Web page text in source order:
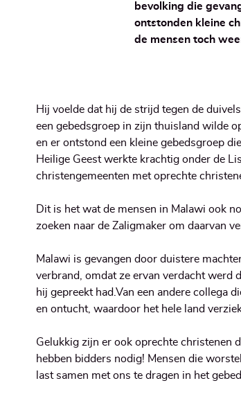
bevolking die
ontstonden kleine
de mensen toch
Hij voelde dat hij de strijd tegen de
een gebedsgroep in zijn thuisland wilde
en er ontstond een kleine gebedsgroep
Heilige Geest werkte krachtig onder de
christengemeenten met oprechte
Dit is het wat de mensen in Malawi ook
zoeken naar de Zaligmaker om daarvan
Malawi is gevangen door duistere
verbrand, omdat ze ervan verdacht werd
hij gepreekt had.Van een andere collega
en ontucht, waardoor het hele land
Gelukkig zijn er ook oprechte christenen
hebben bidders nodig! Mensen die
last samen met ons te dragen in het